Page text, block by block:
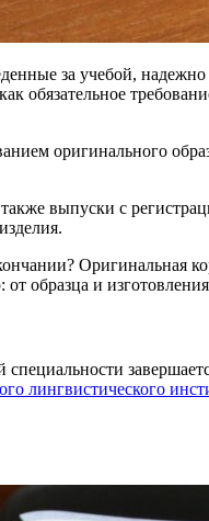
за учебой,
оригинального
выпуски с
Оригинальная
образца и
лингвистического